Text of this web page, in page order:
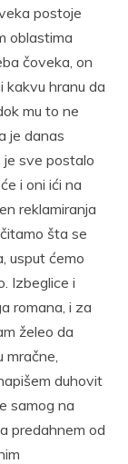
postoje
oblastima
čoveka, on
kakvu hranu da
mu to ne
je danas
sve postalo
i oni ići na
reklamiranja
šta se
usput ćemo
Izbeglice i
romana, i za
želeo da
duhovit
samog na
predahnem od